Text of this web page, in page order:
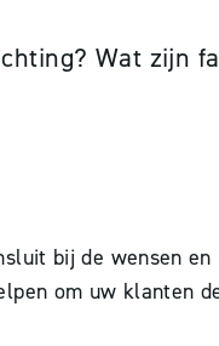
Wat zijn
bij de wensen
om uw